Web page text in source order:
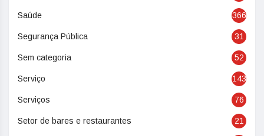
Saúde 366
Segurança Pública 31
Sem categoria 52
Serviço 143
Serviços 76
Setor de bares e restaurantes 21